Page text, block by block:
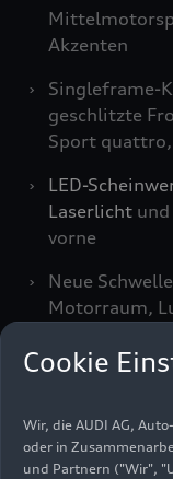
Akzenten
Singleframe-
geschlitzte
Sport quattro
LED-
Laserlicht
vorne
Neue
Motorraum,
Diffusor
Abgasanlage
Drei
sowie
Cookie
Wir, die AUDI AG,
oder in
und Partnern ("Wir",